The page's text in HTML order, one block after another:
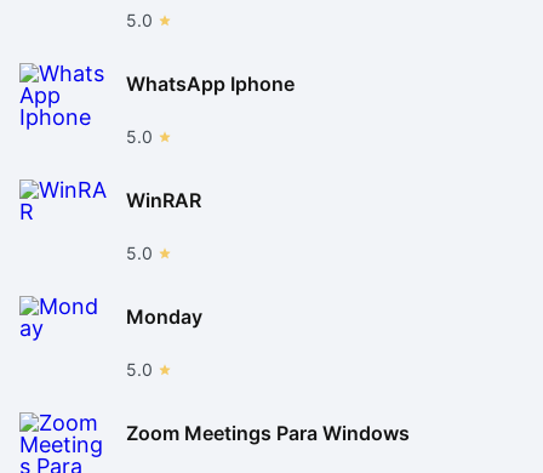
5.0
WhatsApp Iphone
5.0
WinRAR
5.0
Monday
5.0
Zoom Meetings Para Windows